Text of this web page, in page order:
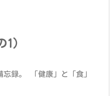
）
録。 「健康」と「食」